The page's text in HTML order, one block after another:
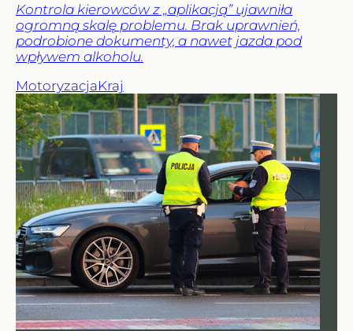
Kontrola kierowców z „aplikacją” ujawniła
ogromną skalę problemu. Brak uprawnień,
podrobione dokumenty, a nawet jazda pod
wpływem alkoholu.
MotoryzacjaKraj